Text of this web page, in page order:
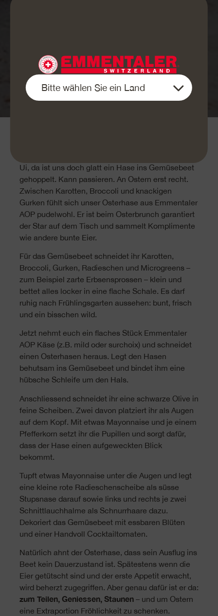
Ui, da ist uns doch glatt ein Hase ins Gemüsebeet
gehoppelt. Kann passieren. An Ostern erst recht.
Zwischen Karotten, Broccoli und knackigen
Gurken fühlt sich unser Osterhase aus Emmentaler
AOP pudelwohl. Er ist beim Osterbrunch garantiert
der Star auf dem Tisch und sammelt Komplimente
wie andere bunte Eier.
Für das Gemüsebeet schneidet ihr Karotten,
Broccoli, Gurken, Radieschen und Microgreens –
zum Beispiel zarte Erbsensprossen – klein und
bettet alles locker in eine flache Schale. Es darf
ruhig nach Frühlingsgarten aussehen: bunt, frisch
und ein bisschen wild.
Jetzt nehmt euch ein flaches Stück Emmentaler
AOP Käse (z.B. mild oder surchoix) und schneidet
einen Osterhasen heraus. Legt den Hasen
behutsam ins Gemüsebeet und bindet ihm eine
hübsche Schleife um den Hals.
Anschliessend schneidet ihr eine schwarze Olive in
feine Scheiben. Zwei davon platziert ihr als Augen
auf dem Kopf. Mit etwas Mayonnaise und je einem
Pfefferkorn setzt ihr die Pupillen und sorgt dafür,
dass der Hase einen aufgeweckten Blick
bekommt.
Tupft etwas Mayonnaise unter die Augen und legt
eine kleine rote Radieschenscheibe als süsse
Stupsnase darauf sowie links und rechts je zwei
Schnittlauchhalme als Schnurrhaare dazu.
Dekoriert das Gemüsebeet mit essbaren Blüten
und einer Handvoll Cocktailtomaten.
Natürlich ahnt der Osterhase, dass sein Ausflug ins
Beet kein Dauerzustand ist. Spätestens wenn die
Eier getütscht sind und der erste Appetit erwacht,
wird beherzt zugegriffen. Aber genau dafür ist er da:
zum Teilen, Geniessen, Staunen – und um Ostern
eine Extraportion Fröhlichkeit zu schenken.